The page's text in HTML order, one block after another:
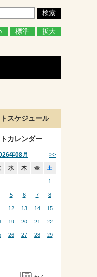
標準 拡大
スケジュール
カレンダー
年08月 >>
水 木 金 土
1
5 6 7 8
12 13 14 15
19 20 21 22
26 27 28 29